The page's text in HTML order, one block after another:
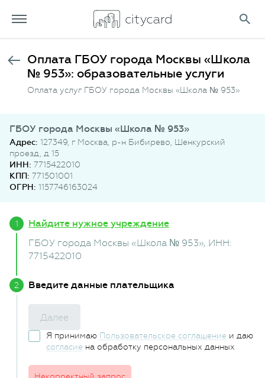
Оплата ГБОУ города Москвы «Школа
№ 953»: образовательные услуги
Оплата услуг ГБОУ города Москвы «Школа № 953»
ГБОУ города Москвы «Школа № 953»
Адрес: 127349, г Москва, р-н Бибирево, Шенкурский
проезд, д 15
ИНН: 7715422010
КПП: 771501001
ОГРН: 1157746163024
Найдите нужное учреждение
ГБОУ города Москвы «Школа № 953», ИНН:
7715422010
Введите данные плательщика
Далее
Я принимаю Пользовательское соглашение и даю
согласие на обработку персональных данных